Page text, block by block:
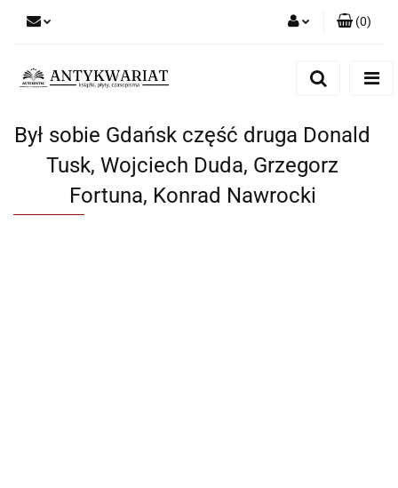
(0)
Był sobie Gdańsk część druga Donald
Tusk, Wojciech Duda, Grzegorz
Fortuna, Konrad Nawrocki